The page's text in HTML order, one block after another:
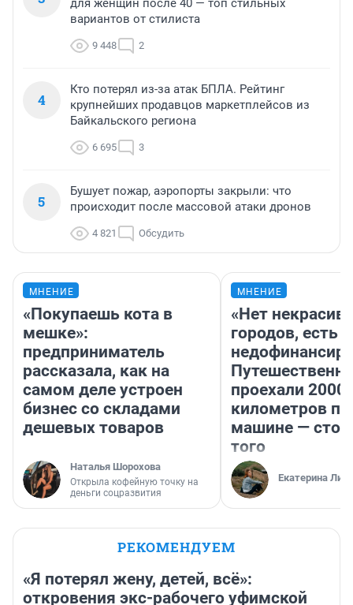
для женщин после 40 — топ стильных
вариантов от стилиста
9 448 2
4
Кто потерял из-за атак БПЛА. Рейтинг
крупнейших продавцов маркетплейсов из
Байкальского региона
6 695 3
5
Бушует пожар, аэропорты закрыли: что
происходит после массовой атаки дронов
4 821 Обсудить
МНЕНИЕ
«Покупаешь кота в
мешке»:
предприниматель
рассказала, как на
самом деле устроен
бизнес со складами
дешевых товаров
Наталья Шорохова
Открыла кофейную точку на
деньги соцразвития
МНЕНИЕ
«Нет
городов, есть
проехали 2000
километров по
машине —
того
Екатерина
РЕКОМЕНДУЕМ
«Я потерял жену, детей, всё»:
откровения экс-рабочего уфимской